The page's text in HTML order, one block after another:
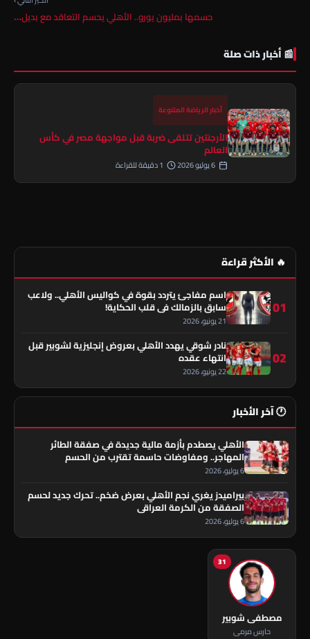
حسمها بمليون يورو.. الأهلي يحسم التعاقد مع بديل…
📰 أخبار ذات صلة
أخبار الرياضة المتنوعة
الأرجنتين تتلقى ضربة قبل مواجهة مصر في كأس
العالم
🔥 الأكثر قراءة
01
اسم مفاجئ يتردد بقوة في كواليس الأهلي.. ولاعب
سابق بالزمالك في قلب الحكاية!
21 يونيو، 2026
02
نادر شوقي يهدد الأهلي بعروض إنجليزية لشوبير قبل
انتهاء عقده
22 يونيو، 2026
🕐 آخر الأخبار
الأهلي يصطدم بأزمة مالية جديدة في صفقة الطائر
المهاجر.. ومفاوضات حاسمة تقترب من الحسم
6 يوليو، 2026
بيراميدز يغري نجم الأهلي بعرض ضخم.. تحرك جديد لحسم
الصفقة من الكرمة العراقي
6 يوليو، 2026
31
مصطفى شوبير
حارس مرمى